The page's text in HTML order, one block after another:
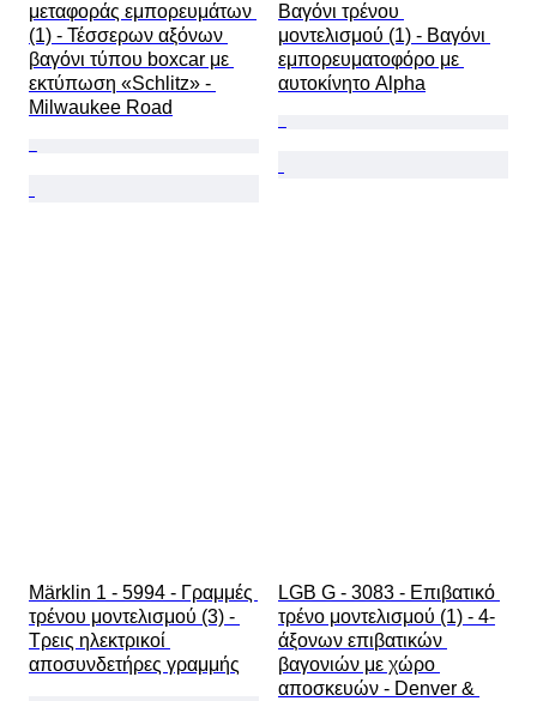
μεταφοράς εμπορευμάτων
(1) - Τέσσερων αξόνων
βαγόνι τύπου boxcar με
εκτύπωση «Schlitz» -
Milwaukee Road
Βαγόνι τρένου
μοντελισμού (1) - Βαγόνι
εμπορευματοφόρο με
αυτοκίνητο Alpha
Märklin 1 - 5994 - Γραμμές
τρένου μοντελισμού (3) -
Τρεις ηλεκτρικοί
αποσυνδετήρες γραμμής
LGB G - 3083 - Επιβατικό
τρένο μοντελισμού (1) - 4-
άξονων επιβατικών
βαγονιών με χώρο
αποσκευών - Denver &